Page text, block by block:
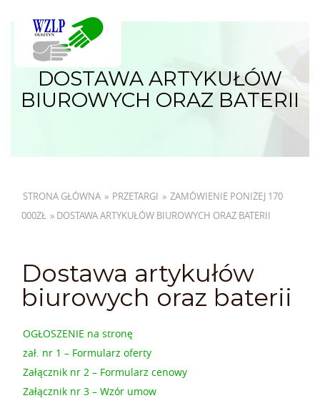
DOSTAWA ARTYKUŁÓW
BIUROWYCH ORAZ BATERII
STRONA GŁÓWNA » PRZETARGI » ZAMÓWIENIE PONIŻEJ 170
000ZŁ » DOSTAWA ARTYKUŁÓW BIUROWYCH ORAZ BATERII
Dostawa artykułów
biurowych oraz baterii
OGŁOSZENIE na stronę
zał. nr 1 – Formularz oferty
Załącznik nr 2 – Formularz cenowy
Załącznik nr 3 – Wzór umow